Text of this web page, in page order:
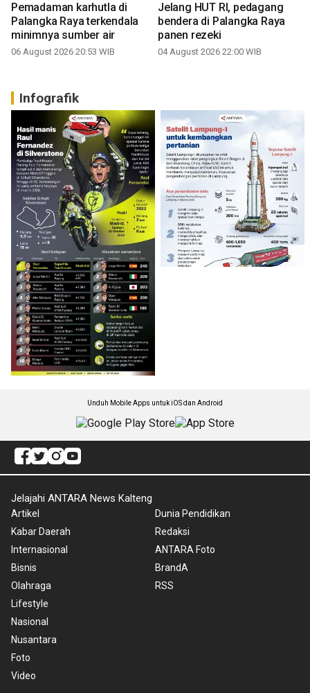
Pemadaman karhutla di
Palangka Raya terkendala
minimnya sumber air
06 August 2026 20:53 WIB
Jelang HUT RI, pedagang
bendera di Palangka Raya
panen rezeki
04 August 2026 22:00 WIB
Infografik
Unduh Mobile Apps untuk iOS dan Android
Jelajahi ANTARA News Kalteng
Artikel
Kabar Daerah
Internasional
Bisnis
Olahraga
Lifestyle
Nasional
Nusantara
Foto
Video
Dunia Pendidikan
Redaksi
ANTARA Foto
BrandA
RSS